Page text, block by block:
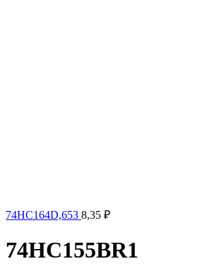
74HC164D,653 8,35 ₽
74HC155BR1